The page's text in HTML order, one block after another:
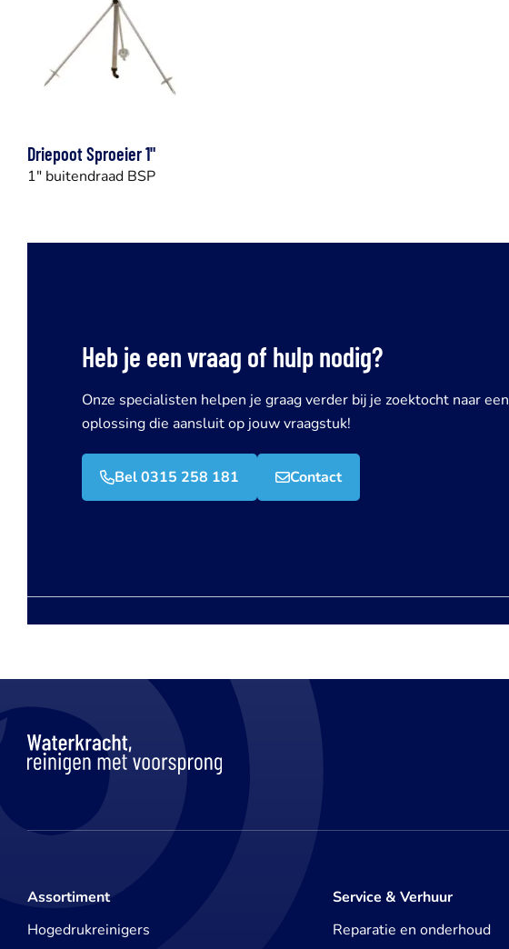
Driepoot Sproeier 1"
1" buitendraad BSP
Heb je een vraag of hulp nodig?
Onze specialisten helpen je graag verder bij je zoektocht naar een
oplossing die aansluit op jouw vraagstuk!
Bel 0315 258 181 Contact
Assortiment
Hogedrukreinigers
Service & Verhuur
Reparatie en onderhoud